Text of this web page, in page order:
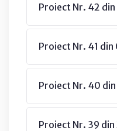
Proiect Nr. 42
Proiect Nr. 41
Proiect Nr. 40
Proiect Nr. 39